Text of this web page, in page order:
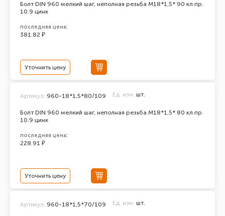
Болт DIN 960 мелкий шаг, неполная резьба M18*1,5* 90 кл.пр.
10.9 цинк
последняя цена:
381.82 ₽
Уточнить цену
Болт DIN 960 мелкий шаг, неполная резьба M18*1,5* 80 кл.пр.
10.9 цинк
Артикул: 960-18*1,5*80/109 Ед. изм. шт.
последняя цена:
228.91 ₽
Уточнить цену
Артикул: 960-18*1,5*70/109 Ед. изм. шт.